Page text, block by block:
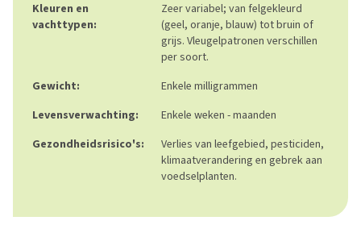
Kleuren en
vachttypen:
Zeer variabel; van felgekleurd
(geel, oranje, blauw) tot bruin of
grijs. Vleugelpatronen verschillen
per soort.
Gewicht:
Enkele milligrammen
Levensverwachting:
Enkele weken - maanden
Gezondheidsrisico's:
Verlies van leefgebied, pesticiden,
klimaatverandering en gebrek aan
voedselplanten.